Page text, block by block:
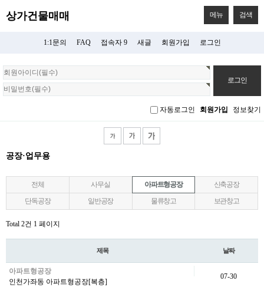
상가건물매매 메뉴 검색
1:1문의 FAQ 접속자 9 새글 회원가입 로그인
회
원
로
자동로그인 회원가입 정보찾기
공장·업무용
전체 사무실 아파트형공장
신축공장
단독공장
일반공장 물류창고 보관창고
Total 2건 1 페이지
제목 날짜
아파트형공장
인천가좌동 아파트형공장[복층]
07-30